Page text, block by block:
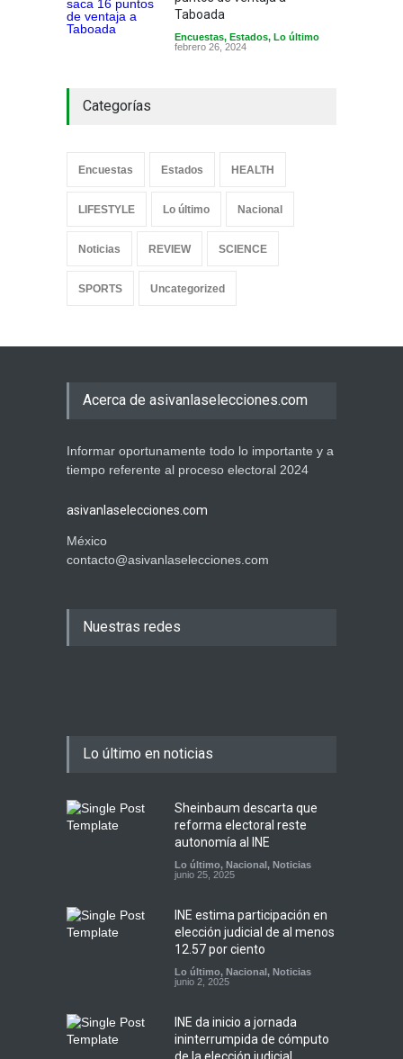
Taboada
Encuestas, Estados, Lo último
febrero 26, 2024
Categorías
Encuestas Estados HEALTH
LIFESTYLE Lo último Nacional
Noticias REVIEW SCIENCE
SPORTS Uncategorized
Acerca de asivanlaselecciones.com
Informar oportunamente todo lo importante y a
tiempo referente al proceso electoral 2024
asivanlaselecciones.com
México
contacto@asivanlaselecciones.com
Nuestras redes
Lo último en noticias
Sheinbaum descarta que
reforma electoral reste
autonomía al INE
Lo último, Nacional, Noticias
junio 25, 2025
INE estima participación en
elección judicial de al menos
12.57 por ciento
Lo último, Nacional, Noticias
junio 2, 2025
INE da inicio a jornada
ininterrumpida de cómputo